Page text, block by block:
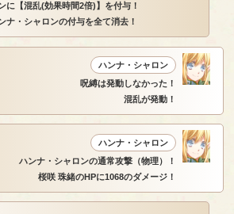
に【混乱(効果時間2倍)】を付与！
・シャロンの付与を全て消去！
ハンナ・シャロン
呪縛は発動しなかった！
混乱が発動！
ハンナ・シャロン
ハンナ・シャロンの通常攻撃（物理）！
桜咲 珠緒のHPに1068のダメージ！